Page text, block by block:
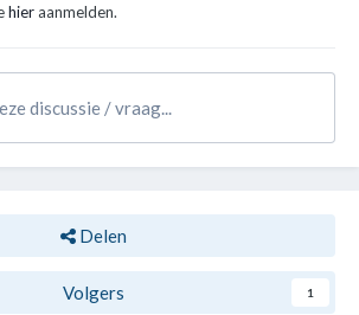
hieraanmelden.
discussie / vraag...
Delen
Volgers 1